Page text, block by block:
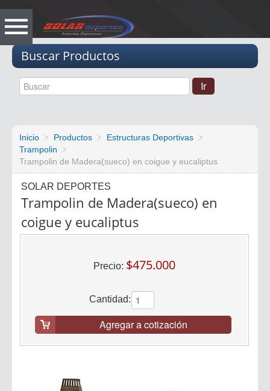
Buscar Productos
Inicio Productos
Estructuras Deportivas
Trampolin
Trampolin de Madera(sueco) en coigue y eucaliptus
SOLAR DEPORTES
Trampolin de Madera(sueco) en
coigue y eucaliptus
Precio: $475.000
Cantidad:
Agregar a cotización